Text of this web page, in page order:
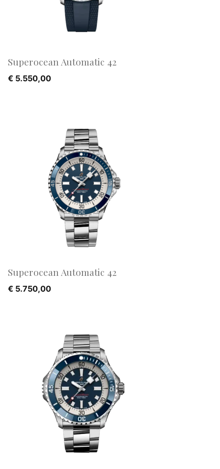
Superocean Automatic 42
€ 5.550,00
Superocean Automatic 42
€ 5.750,00